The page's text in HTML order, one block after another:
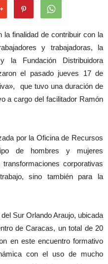
la finalidad de contribuir con la
y trabajadoras, la
la Fundación Distribuidora
el pasado jueves 17 de
que tuvo una duración de
a cargo del facilitador Ramón
por la Oficina de Recursos
de hombres y mujeres
corporativas
sino también para la
Sur Orlando Araujo, ubicada
de Caracas, un total de 20
en este encuentro formativo
con el uso de mucho